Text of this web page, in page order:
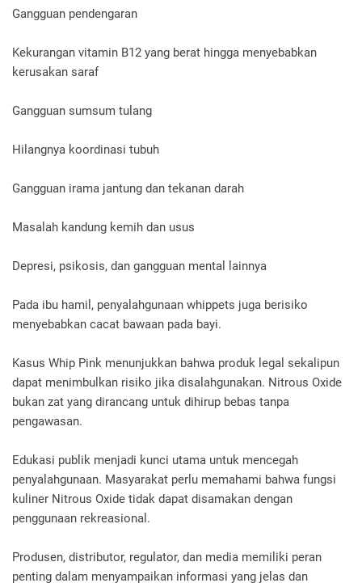
Gangguan pendengaran
Kekurangan vitamin B12 yang berat hingga menyebabkan
kerusakan saraf
Gangguan sumsum tulang
Hilangnya koordinasi tubuh
Gangguan irama jantung dan tekanan darah
Masalah kandung kemih dan usus
Depresi, psikosis, dan gangguan mental lainnya
Pada ibu hamil, penyalahgunaan whippets juga berisiko
menyebabkan cacat bawaan pada bayi.
Kasus Whip Pink menunjukkan bahwa produk legal sekalipun
dapat menimbulkan risiko jika disalahgunakan. Nitrous Oxide
bukan zat yang dirancang untuk dihirup bebas tanpa
pengawasan.
Edukasi publik menjadi kunci utama untuk mencegah
penyalahgunaan. Masyarakat perlu memahami bahwa fungsi
kuliner Nitrous Oxide tidak dapat disamakan dengan
penggunaan rekreasional.
Produsen, distributor, regulator, dan media memiliki peran
penting dalam menyampaikan informasi yang jelas dan